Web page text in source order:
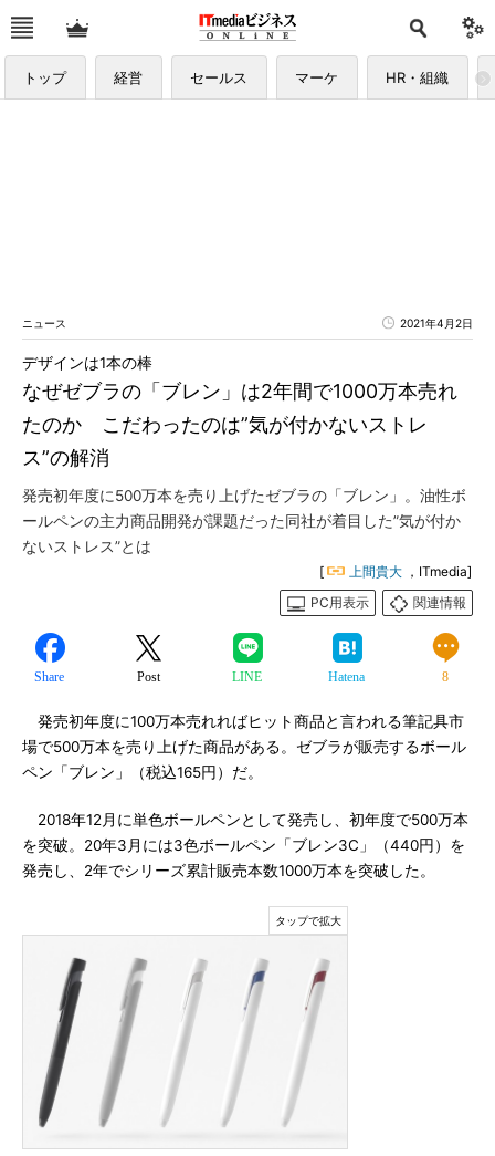
トップ 経営 セールス マーケ HR・組織
ニュース 2021年4月2日
なぜゼブラの「ブレン」は2年間で1000万本売れ
たのか こだわったのは”気が付かないストレ
ス”の解消
デザインは1本の棒
発売初年度に500万本を売り上げたゼブラの「ブレン」。油性ボ
ールペンの主力商品開発が課題だった同社が着目した”気が付か
ないストレス”とは
[ 上間貴大 ，ITmedia]
PC用表示
関連情報
Share Post LINE Hatena 8
発売初年度に100万本売れればヒット商品と言われる筆記具市
場で500万本を売り上げた商品がある。ゼブラが販売するボール
ペン「ブレン」（税込165円）だ。
2018年12月に単色ボールペンとして発売し、初年度で500万本
を突破。20年3月には3色ボールペン「ブレン3C」（440円）を
発売し、2年でシリーズ累計販売本数1000万本を突破した。